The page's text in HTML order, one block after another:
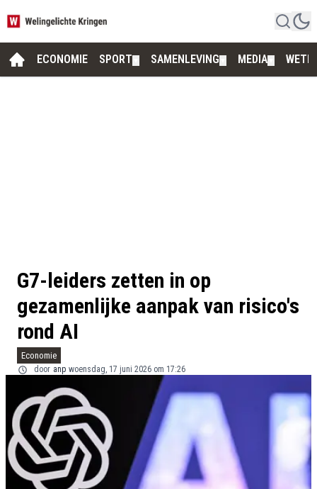
ECONOMIE SPORT SAMENLEVING MEDIA
G7-leiders zetten in op
gezamenlijke aanpak van risico's
rond AI
Economie
door anp woensdag, 17 juni 2026 om 17:26